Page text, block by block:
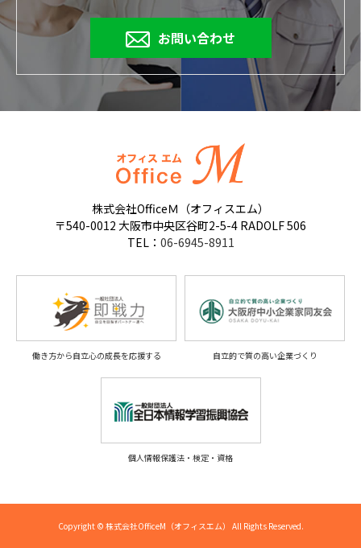
お問い合わせ
株式会社OfficeＭ（オフィスエム）
〒540-0012 大阪市中央区谷町2-5-4 RADOLF 506
TEL： 06-6945-8911
働き方から自立心の成長を応援する 自立的で質の高い企業づくり
個人情報保護法・検定・資格
Copyright © 株式会社OfficeM（オフィスエム） All Rights Reserved.